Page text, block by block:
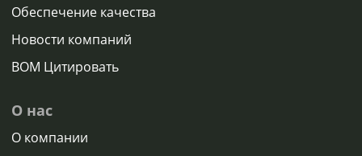
Обеспечение качества
Новости компаний
BOM Цитировать
О нас
О компании